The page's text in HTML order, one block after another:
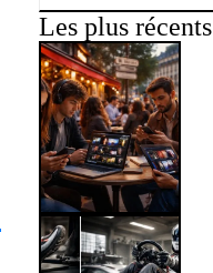
Les plus récents